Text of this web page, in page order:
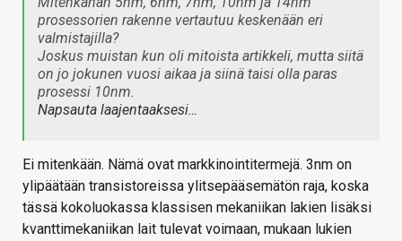
prosessorien rakenne vertautuu keskenään eri
valmistajilla?
Joskus muistan kun oli mitoista artikkeli, mutta siitä
on jo jokunen vuosi aikaa ja siinä taisi olla paras
prosessi 10nm.
Napsauta laajentaaksesi…
Ei mitenkään. Nämä ovat markkinointitermejä. 3nm on
ylipäätään transistoreissa ylitsepääsemätön raja, koska
tässä kokoluokassa klassisen mekaniikan lakien lisäksi
kvanttimekaniikan lait tulevat voimaan, mukaan lukien